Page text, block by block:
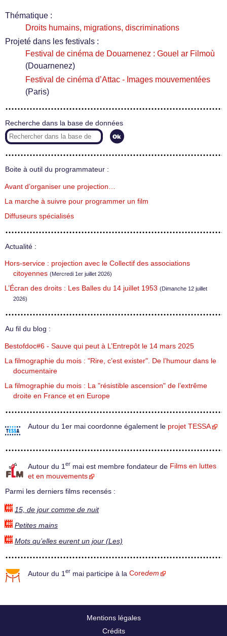
Thématique :
Droits humains, migrations, discriminations
Projeté dans les festivals :
Festival de cinéma de Douarnenez : Gouel ar Filmoù
(Douarnenez)
Festival de cinéma d’Attac - Images mouvementées
(Paris)
Recherche dans la base de données
Boite à outil du programmateur :
Avant d’organiser une projection…
La marche à suivre pour programmer un film
Diffuseurs spécialisés
Actualité :
Hors-service : projection avec le Collectif des associations
citoyennes (Mercredi 1er juillet 2026)
L’Écran des droits : Les Balles du 14 juillet 1953 (Dimanche 12 juillet
2026)
Au fil du blog :
Bestofdoc#6 - Sauve qui peut à L’Entrepôt le 14 mars 2025
La filmographie du mois : "Rire, c’est exister". De l’humour dans le
documentaire
La filmographie du mois : La "résistible ascension" de l’extrême
droite en France et en Europe
Autour du 1er mai coordonne également le projet TESSA
Autour du 1 er mai est membre fondateur de Films en luttes
et en mouvements
Parmi les derniers films recensés :
15, de jour comme de nuit
Petites mains
Mots qu’elles eurent un jour (Les)
Autour du 1 er mai participe à la Coredem
Mentions légales
Crédits